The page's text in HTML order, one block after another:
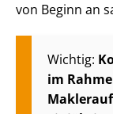
von Beginn an
Wichtig:
im